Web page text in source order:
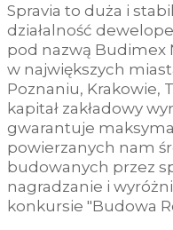
Spravia to duża i
działalność
pod nazwą Budimex
w największych
Poznaniu, Krakowie,
kapitał zakładowy
gwarantuje
powierzanych nam
budowanych przez
nagradzanie i
konkursie "Budowa